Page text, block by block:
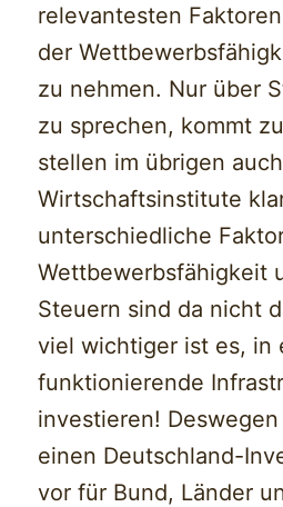
relevantesten
der
zu nehmen. Nur über
zu sprechen, kommt
stellen im übrigen
Wirtschaftsinstitute
unterschiedliche
Wettbewerbsfähigkeit
Steuern sind da nicht
viel wichtiger ist es, in
funktionierende
investieren!
einen Deutschland-
vor für Bund, Länder